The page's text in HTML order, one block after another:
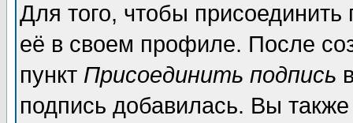
Для того, чтобы
её в своем профиле. После
пункт Присоединить подпись
подпись добавилась. Вы